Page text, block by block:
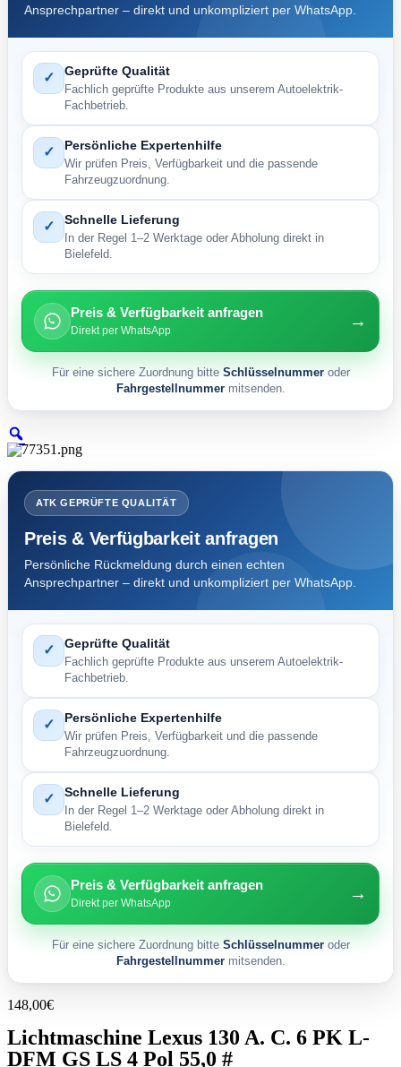
Ansprechpartner – direkt und unkompliziert per WhatsApp.
✓ Geprüfte Qualität
Fachlich geprüfte Produkte aus unserem Autoelektrik-
Fachbetrieb.
✓ Persönliche Expertenhilfe
Wir prüfen Preis, Verfügbarkeit und die passende
Fahrzeugzuordnung.
✓ Schnelle Lieferung
In der Regel 1–2 Werktage oder Abholung direkt in
Bielefeld.
Preis & Verfügbarkeit anfragen
Direkt per WhatsApp →
Für eine sichere Zuordnung bitte Schlüsselnummeroder
Fahrgestellnummermitsenden.
ATK GEPRÜFTE QUALITÄT
Preis & Verfügbarkeit anfragen
Persönliche Rückmeldung durch einen echten
Ansprechpartner – direkt und unkompliziert per WhatsApp.
✓ Geprüfte Qualität
Fachlich geprüfte Produkte aus unserem Autoelektrik-
Fachbetrieb.
✓ Persönliche Expertenhilfe
Wir prüfen Preis, Verfügbarkeit und die passende
Fahrzeugzuordnung.
✓ Schnelle Lieferung
In der Regel 1–2 Werktage oder Abholung direkt in
Bielefeld.
Preis & Verfügbarkeit anfragen
Direkt per WhatsApp →
Für eine sichere Zuordnung bitte Schlüsselnummeroder
Fahrgestellnummermitsenden.
148,00€
Lichtmaschine Lexus 130 A. C. 6 PK L-
DFM GS LS 4 Pol 55,0 #